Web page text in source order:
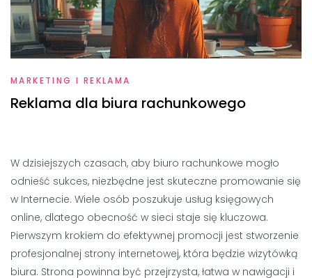
MARKETING I REKLAMA
Reklama dla biura rachunkowego
W dzisiejszych czasach, aby biuro rachunkowe mogło
odnieść sukces, niezbędne jest skuteczne promowanie się
w Internecie. Wiele osób poszukuje usług księgowych
online, dlatego obecność w sieci staje się kluczowa.
Pierwszym krokiem do efektywnej promocji jest stworzenie
profesjonalnej strony internetowej, która będzie wizytówką
biura. Strona powinna być przejrzysta, łatwa w nawigacji i